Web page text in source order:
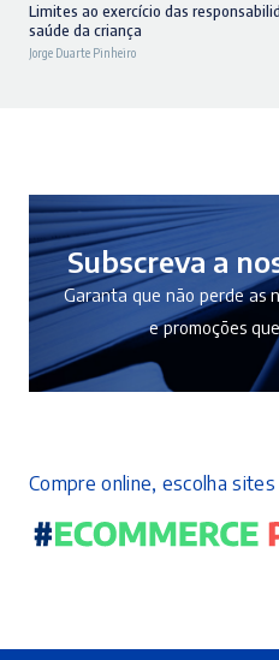
preço
original
preço
atual
Limites ao exercício das
saúde da criança
Jorge Duarte Pinheiro
Subscreva a
Garanta que não perde as
e promoções
Compre online, escolha sites